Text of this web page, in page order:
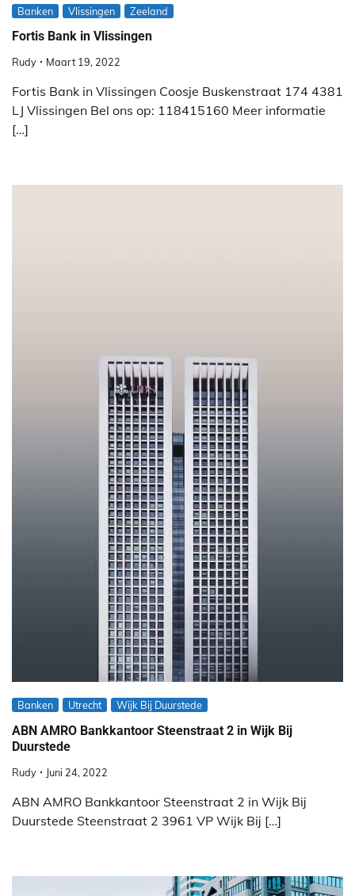
Banken Vlissingen Zeeland
Fortis Bank in Vlissingen
Rudy Maart 19, 2022
Fortis Bank in Vlissingen Coosje Buskenstraat 174 4381
LJ Vlissingen Bel ons op: 118415160 Meer informatie
[…]
Banken Utrecht Wijk Bij Duurstede
ABN AMRO Bankkantoor Steenstraat 2 in Wijk Bij
Duurstede
Rudy Juni 24, 2022
ABN AMRO Bankkantoor Steenstraat 2 in Wijk Bij
Duurstede Steenstraat 2 3961 VP Wijk Bij […]